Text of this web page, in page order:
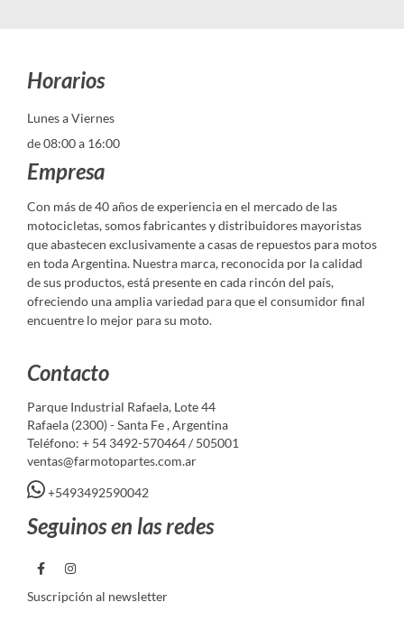
Horarios
Lunes a Viernes
de 08:00 a 16:00
Empresa
Con más de 40 años de experiencia en el mercado de las
motocicletas, somos fabricantes y distribuidores mayoristas
que abastecen exclusivamente a casas de repuestos para motos
en toda Argentina. Nuestra marca, reconocida por la calidad
de sus productos, está presente en cada rincón del país,
ofreciendo una amplia variedad para que el consumidor final
encuentre lo mejor para su moto.
Contacto
Parque Industrial Rafaela, Lote 44
Rafaela (2300) - Santa Fe , Argentina
Teléfono: + 54 3492-570464 / 505001
ventas@farmotopartes.com.ar
+5493492590042
Seguinos en las redes
Suscripción al newsletter